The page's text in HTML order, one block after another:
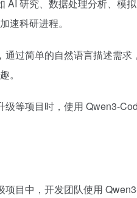
AI 研究、数据处理分析、模
速科研进程。​
过简单的自然语言描述需
。​
等项目时，使用 Qwen3-
目中，开发团队使用